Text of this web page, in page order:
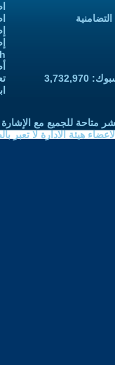
متاحة للجميع مع
هيئة الادارة لا تعبر